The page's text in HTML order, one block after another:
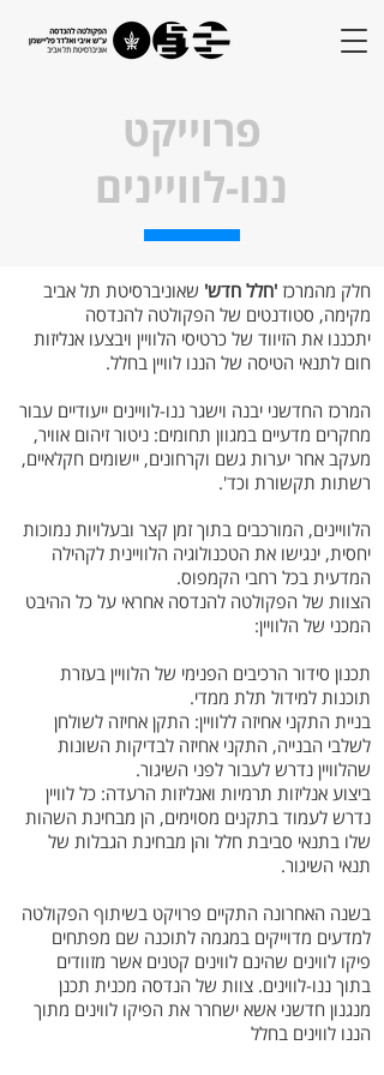
פרוייקט
ננו-לוויינים
חלק מהמרכז 'חלל חדש' שאוניברסיטת תל אביב
מקימה, סטודנטים של הפקולטה להנדסה
יתכננו את הזיווד של כרטיסי הלוויין ויבצעו אנליזות
חום לתנאי הטיסה של הננו לוויין בחלל.
המרכז החדשני יבנה וישגר ננו-לוויינים ייעודיים עבור
מחקרים מדעיים במגוון תחומים: ניטור זיהום אוויר,
מעקב אחר יערות גשם וקרחונים, יישומים חקלאיים,
רשתות תקשורת וכד'.
הלוויינים, המורכבים בתוך זמן קצר ובעלויות נמוכות
יחסית, ינגישו את הטכנולוגיה הלוויינית לקהילה
המדעית בכל רחבי הקמפוס.
הצוות של הפקולטה להנדסה אחראי על כל ההיבט
המכני של הלוויין:
תכנון סידור הרכיבים הפנימי של הלוויין בעזרת
תוכנות למידול תלת ממדי.
בניית התקני אחיזה ללוויין: התקן אחיזה לשולחן
לשלבי הבנייה, התקני אחיזה לבדיקות השונות
שהלוויין נדרש לעבור לפני השיגור.
ביצוע אנליזות תרמיות ואנליזות הרעדה: כל לוויין
נדרש לעמוד בתקנים מסוימים, הן מבחינת השהות
שלו בתנאי סביבת חלל והן מבחינת הגבלות של
תנאי השיגור.
בשנה האחרונה התקיים פרויקט בשיתוף הפקולטה
למדעים מדוייקים במגמה לתוכנה שם מפתחים
פיקו לווינים שהינם לווינים קטנים אשר מזוודים
בתוך ננו-לווינים. צוות של הנדסה מכנית תכנן
מנגנון חדשני אשא ישחרר את הפיקו לווינים מתוך
הננו לווינים בחלל